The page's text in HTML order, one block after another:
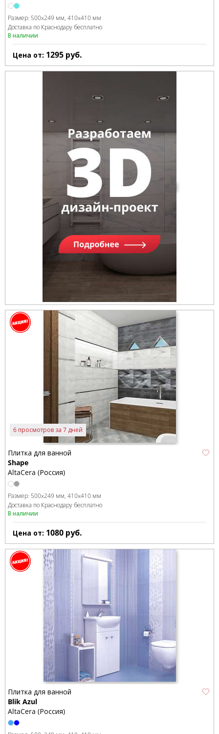
Размер: 500x249 мм 410x410 мм
Доставка по Краснодару бесплатно
В наличии
Цена от: 1295 руб.
6 просмотров за 7 дней
Плитка для ванной
Shape
AltaCera (Россия)
Размер: 500x249 мм 410x410 мм
Доставка по Краснодару бесплатно
В наличии
Цена от: 1080 руб.
Плитка для ванной
Blik Azul
AltaCera (Россия)